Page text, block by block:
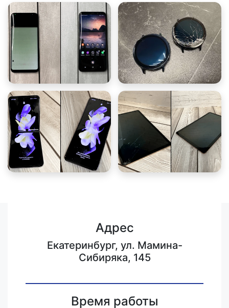
Адрес
Екатеринбург, ул. Мамина-
Сибиряка, 145
Время работы